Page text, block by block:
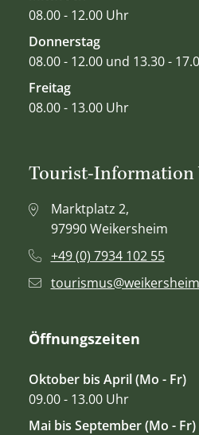
08.00 - 12.00 Uhr
Donnerstag
08.00 - 12.00 und 13.30 -
Freitag
08.00 - 13.00 Uhr
Tourist-Information
Marktplatz 2,
97990 Weikersheim
+49 (0) 7934 102 55
Öffnungszeiten
Oktober bis April (Mo - Fr)
09.00 - 13.00 Uhr
Mai bis September (Mo - Fr)